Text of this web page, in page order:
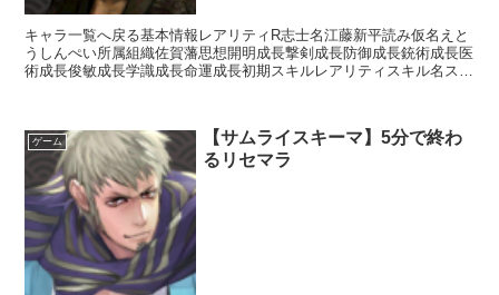
キャラ一覧へ戻る基本情報レアリティR志士名江藤新平読み仮名えと
うしんぺい所属組織佐賀藩思想開明成長撃剣成長防御成長銃術成長医
術成長俊敏成長学識成長命運成長初期スキルレアリティスキル名スキ
ゲーム
【サムライスキーマ】5分で終わ
るリセマラ